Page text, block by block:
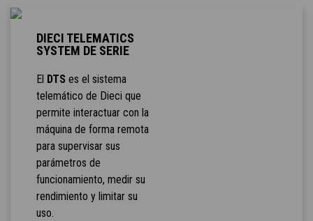
DIECI TELEMATICS
SYSTEM DE SERIE
El DTS es el sistema
telemático de Dieci que
permite interactuar con la
máquina de forma remota
para supervisar sus
parámetros de
funcionamiento, medir su
rendimiento y limitar su
uso.